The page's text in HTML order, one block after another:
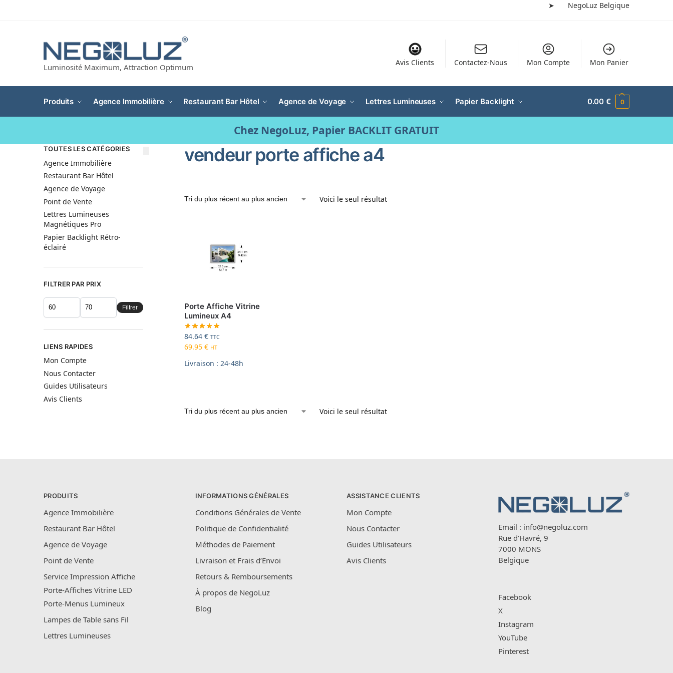
➤ NegoLuz Belgique
Luminosité Maximum, Attraction Optimum
Avis Clients Contactez-Nous Mon Compte Mon Panier
Produits Agence Immobilière Restaurant Bar Hôtel Agence de Voyage Lettres Lumineuses Papier Backlight 0.00€ 0
Chez NegoLuz, Papier BACKLIT GRATUIT
vendeur porte affiche a4
Voici le seul résultat
Porte Affiche Vitrine
Lumineux A4
84.64 € TTC
69.95 € HT
Livraison : 24-48h
Voici le seul résultat
TOUTES LES CATÉGORIES
Agence Immobilière
Restaurant Bar Hôtel
Agence de Voyage
Point de Vente
Lettres Lumineuses
Magnétiques Pro
Papier Backlight Rétro-
éclairé
FILTRER PAR PRIX
Filtrer
LIENS RAPIDES
Mon Compte
Nous Contacter
Guides Utilisateurs
Avis Clients
PRODUITS
Agence Immobilière
Restaurant Bar Hôtel
Agence de Voyage
Point de Vente
Service Impression Affiche
Porte-Affiches Vitrine LED
Porte-Menus Lumineux
Lampes de Table sans Fil
Lettres Lumineuses
INFORMATIONS GÉNÉRALES
Conditions Générales de Vente
Politique de Confidentialité
Méthodes de Paiement
Livraison et Frais d’Envoi
Retours & Remboursements
À propos de NegoLuz
Blog
ASSISTANCE CLIENTS
Mon Compte
Nous Contacter
Guides Utilisateurs
Avis Clients
Email : info@negoluz.com
Rue d’Havré, 9
7000 MONS
Belgique
Facebook
X
Instagram
YouTube
Pinterest